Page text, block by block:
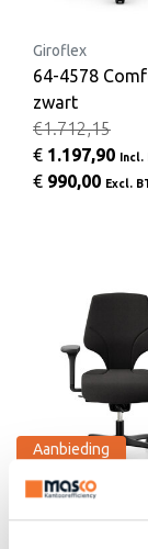
Giroflex
64-4578
zwart
€1.712,15
€ 1.197,90 Incl.
€ 990,00 Excl.
Aanbieding
Giroflex